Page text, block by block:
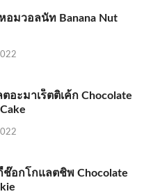
อมวอลนัท Banana Nut
อะมาเร็ตติเค้ก Chocolate
อกโกแลตชิพ Chocolate